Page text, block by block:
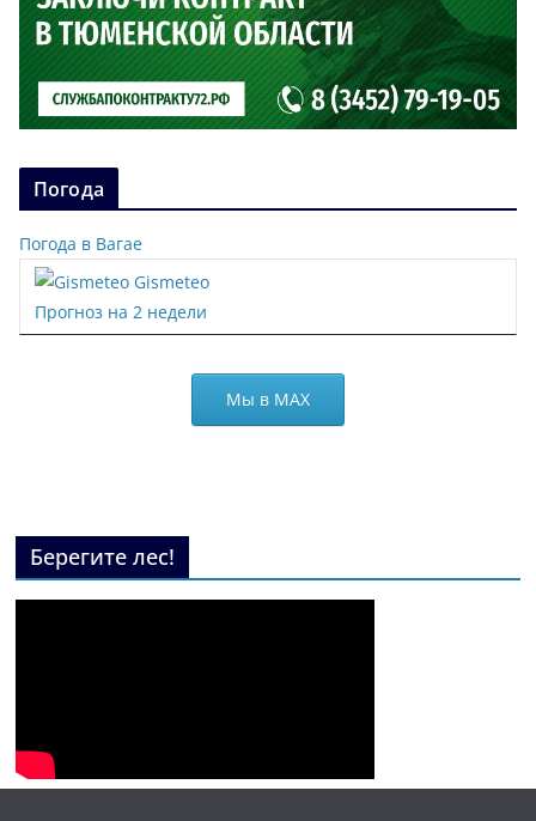
Погода
Погода в Вагае
Gismeteo
Прогноз на 2 недели
Мы в МАХ
Берегите лес!